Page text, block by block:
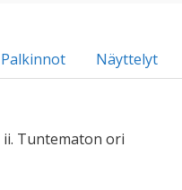
Palkinnot Näyttelyt
ii. Tuntematon ori